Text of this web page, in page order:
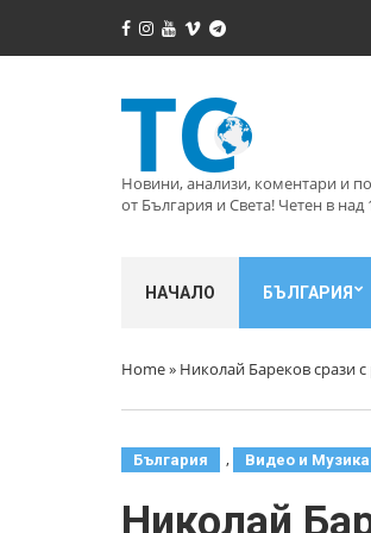
Новини, анализи, коментари и
от България и Света! Четен в над
НАЧАЛО БЪЛГАРИЯ
Home» Николай Бареков срази
България , Видео и Музика
Николай